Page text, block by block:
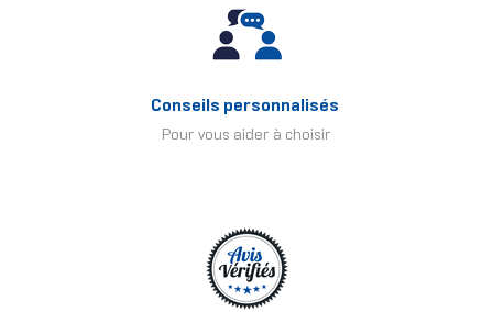
Conseils personnalisés
Pour vous aider à choisir